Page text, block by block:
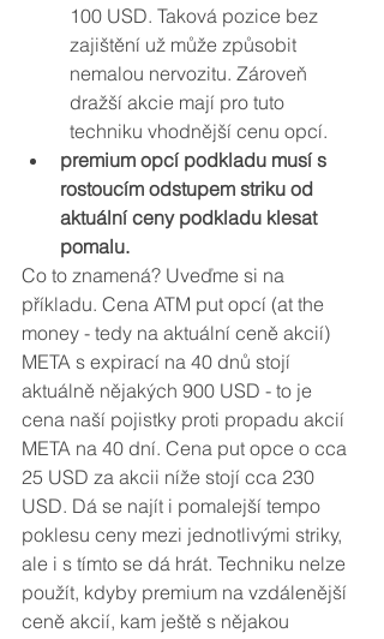
100 USD. Taková pozice bez
zajištění už může způsobit
nemalou nervozitu. Zároveň
dražší akcie mají pro tuto
techniku vhodnější cenu opcí.
premium opcí podkladu musí s
rostoucím odstupem striku od
aktuální ceny podkladu klesat
pomalu.
Co to znamená? Uveďme si na
příkladu. Cena ATM put opcí (at the
money - tedy na aktuální ceně akcií)
META s expirací na 40 dnů stojí
aktuálně nějakých 900 USD - to je
cena naší pojistky proti propadu akcií
META na 40 dní. Cena put opce o cca
25 USD za akcii níže stojí cca 230
USD. Dá se najít i pomalejší tempo
poklesu ceny mezi jednotlivými striky,
ale i s tímto se dá hrát. Techniku nelze
použít, kdyby premium na vzdálenější
ceně akcií, kam ještě s nějakou